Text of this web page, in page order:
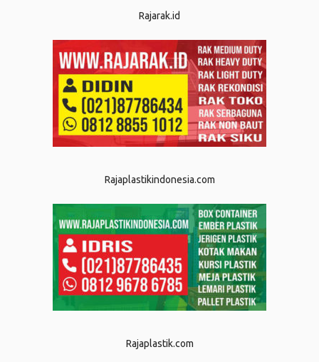
Rajarak.id
Rajaplastikindonesia.com
Rajaplastik.com